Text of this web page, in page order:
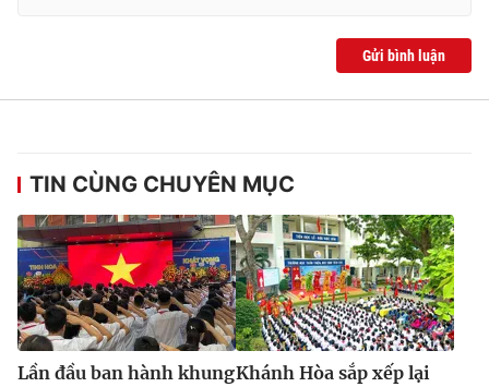
Gửi bình luận
TIN CÙNG CHUYÊN MỤC
Lần đầu ban hành khungKhánh Hòa sắp xếp lại